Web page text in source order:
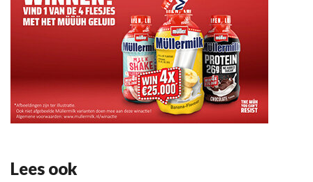
Lees ook